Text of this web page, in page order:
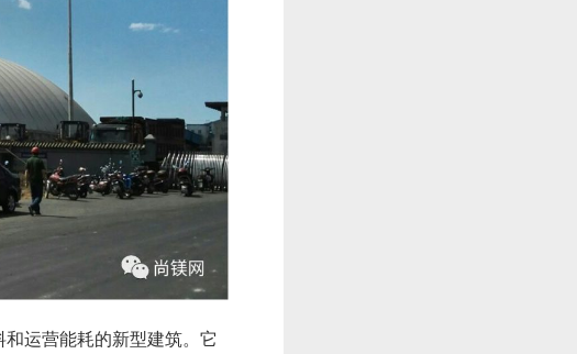
运营能耗的新型建筑。它